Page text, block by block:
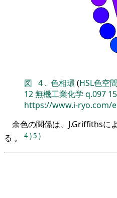
図 4 . 色相環 (HSL色空間
12無機工業化学 q.097 15
https://www.i-ryo.com/
余色の関係は、J.Griffithsに
る 。
4)5 )